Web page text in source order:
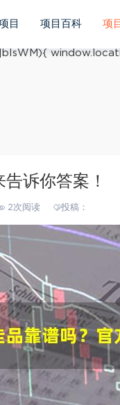
var bIsAndroid =
目 项目百科 项
诉你答案！
2次阅读 投稿：